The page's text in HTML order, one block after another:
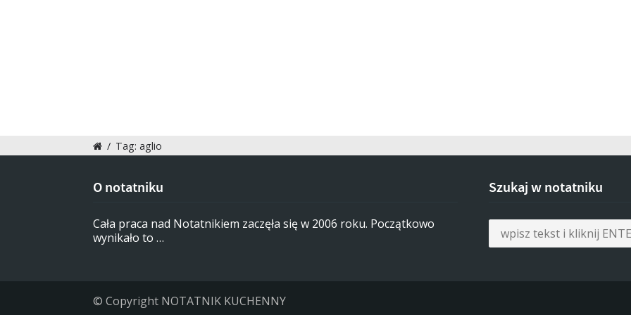
/ Tag: aglio
O notatniku
Cała praca nad Notatnikiem zaczęła się w 2006 roku. Początkowo
wynikało to …
Szukaj w notatniku
© Copyright NOTATNIK KUCHENNY